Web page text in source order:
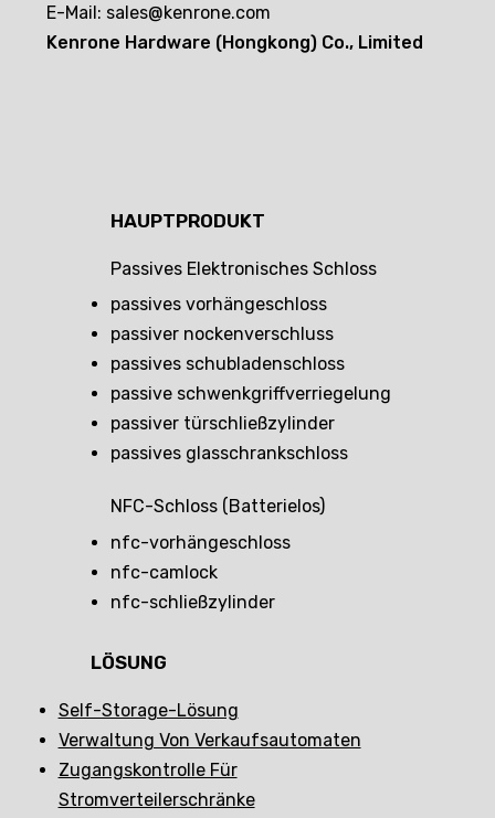
E-Mail: sales@kenrone.com
Kenrone Hardware (Hongkong) Co., Limited
HAUPTPRODUKT
Passives Elektronisches Schloss
passives vorhängeschloss
passiver nockenverschluss
passives schubladenschloss
passive schwenkgriffverriegelung
passiver türschließzylinder
passives glasschrankschloss
NFC-Schloss (batterielos)
nfc-vorhängeschloss
nfc-camlock
nfc-schließzylinder
LÖSUNG
Self-Storage-Lösung
Verwaltung Von Verkaufsautomaten
Zugangskontrolle Für
Stromverteilerschränke